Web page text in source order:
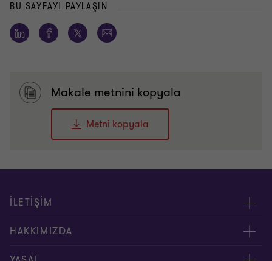
BU SAYFAYI PAYLAŞIN
Makale metnini kopyala
Metni kopyala
İLETİŞİM
Yöneticilerimiz
Bizimle İletişime Geçin
HAKKIMIZDA